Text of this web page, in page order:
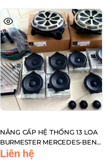
NÂNG CẤP HỆ THỐNG 13 LOA
BURMESTER MERCEDES-BENZ
CHÍNH HÃNG C-CLASS, GLC-
CLASS, E-CLASS
Liên hệ